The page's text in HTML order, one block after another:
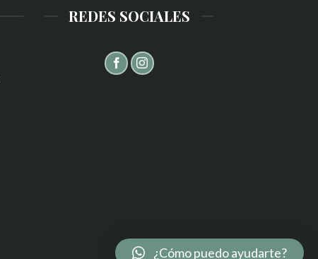
REDES SOCIALES
¿Cómo puedo ayudarte?